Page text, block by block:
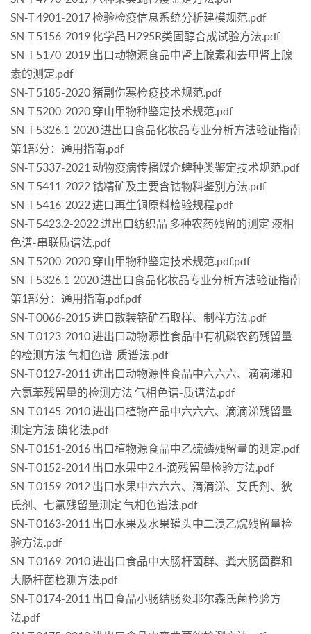
SN-T 4901-2017 检验检疫信息系统分析建模规范.pdf
SN-T 5156-2019 化学品 H295R类固醇合成试验方法.pdf
SN-T 5170-2019 出口动物源食品中肾上腺素和去甲肾上腺
素的测定.pdf
SN-T 5185-2020 猪副伤寒检疫技术规范.pdf
SN-T 5200-2020 穿山甲物种鉴定技术规范.pdf
SN-T 5326.1-2020 进出口食品化妆品专业分析方法验证指南
第1部分：通用指南.pdf
SN-T 5337-2021 动物疫病传播媒介蜱种类鉴定技术规范.pdf
SN-T 5411-2022 钴精矿及主要含钴物料鉴别方法.pdf
SN-T 5416-2022 进口再生铜原料检验规程.pdf
SN-T 5423.2-2022 进出口纺织品 多种农药残留的测定 液相
色谱-串联质谱法.pdf
SN-T 5200-2020 穿山甲物种鉴定技术规范.pdf.pdf
SN-T 5326.1-2020 进出口食品化妆品专业分析方法验证指南
第1部分：通用指南.pdf.pdf
SN-T 0066-2015 进口散装铬矿石取样、制样方法.pdf
SN-T 0123-2010 进出口动物源性食品中有机磷农药残留量
的检测方法 气相色谱-质谱法.pdf
SN-T 0127-2011 进出口动物源性食品中六六六、滴滴涕和
六氯苯残留量的检测方法 气相色谱-质谱法.pdf
SN-T 0145-2010 进出口植物产品中六六六、滴滴涕残留量
测定方法 碘化法.pdf
SN-T 0151-2016 出口植物源食品中乙硫磷残留量的测定.pdf
SN-T 0152-2014 出口水果中2,4-滴残留量检验方法.pdf
SN-T 0159-2012 出口水果中六六六、滴滴涕、艾氏剂、狄
氏剂、七氯残留量测定 气相色谱法.pdf
SN-T 0163-2011 出口水果及水果罐头中二溴乙烷残留量检
验方法.pdf
SN-T 0169-2010 进出口食品中大肠杆菌群、粪大肠菌群和
大肠杆菌检测方法.pdf
SN-T 0174-2011 出口食品小肠结肠炎耶尔森氏菌检验方
法.pdf